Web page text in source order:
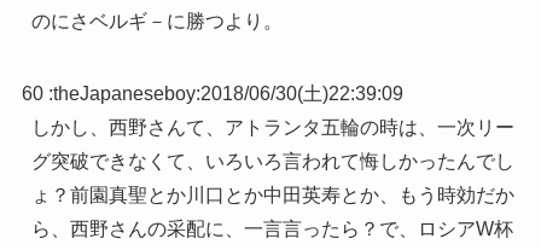
のにさベルギ－に勝つより。
60 :theJapaneseboy:2018/06/30(土)22:39:09
しかし、西野さんて、アトランタ五輪の時は、一次リー
グ突破できなくて、いろいろ言われて悔しかったんでし
ょ？前園真聖とか川口とか中田英寿とか、もう時効だか
ら、西野さんの采配に、一言言ったら？で、ロシアW杯